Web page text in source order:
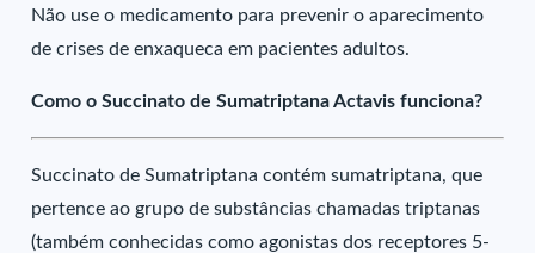
Não use o medicamento para prevenir o aparecimento
de crises de enxaqueca em pacientes adultos.
Como o Succinato de Sumatriptana Actavis funciona?
Succinato de Sumatriptana contém sumatriptana, que
pertence ao grupo de substâncias chamadas triptanas
(também conhecidas como agonistas dos receptores 5-